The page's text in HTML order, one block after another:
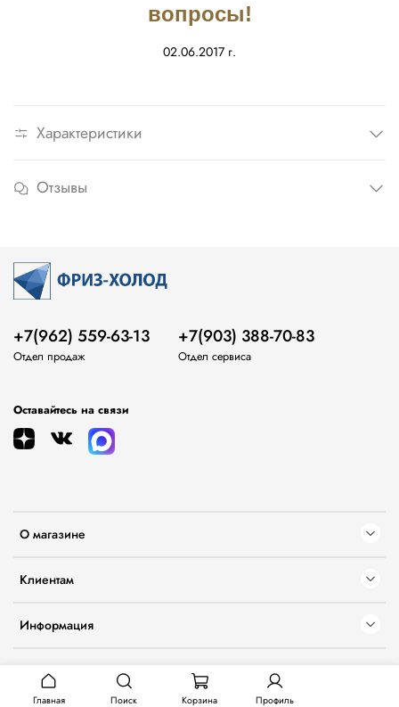
вопросы!
02.06.2017 г.
Характеристики
Отзывы
О магазине
Клиентам
Информация
+7(962) 559-63-13
Отдел продаж
+7(903) 388-70-83
Отдел сервиса
Оставайтесь на связи
Главная Поиск Корзина Профиль